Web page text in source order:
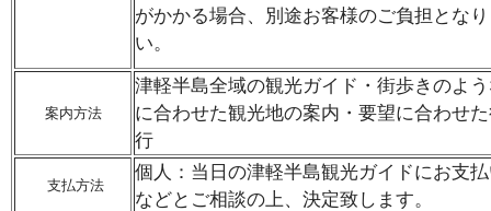
がかかる場合、別途お客様のご負担とな
い。
案内方法
津軽半島全域の観光ガイド・街歩きのよ
に合わせた観光地の案内・要望に合わせ
行
支払方法
個人：当日の津軽半島観光ガイドにお支
などとご相談の上、決定致します。